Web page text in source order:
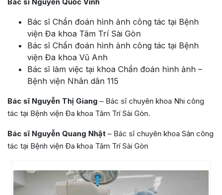
Bác sĩ Nguyễn Quốc Vinh
Bác sĩ Chẩn đoán hình ảnh công tác tại Bệnh
viện Đa khoa Tâm Trí Sài Gòn
Bác sĩ Chẩn đoán hình ảnh công tác tại Bệnh
viện Đa khoa Vũ Anh
Bác sĩ làm việc tại khoa Chẩn đoán hình ảnh –
Bệnh viện Nhân dân 115
Bác sĩ Nguyễn Thị Giang – Bác sĩ chuyên khoa Nhi công
tác tại Bệnh viện Đa khoa Tâm Trí Sài Gòn.
Bác sĩ Nguyễn Quang Nhật – Bác sĩ chuyên khoa Sản công
tác tại Bệnh viện Đa khoa Tâm Trí Sài Gòn